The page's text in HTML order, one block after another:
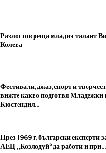
Разлог посреща младия талант
Колева
Фестивали, джаз, спорт и
вижте какво подготвя Младежки
Кюстендил...
През 1969 г. български експерти
АЕЦ „Козлодуй“ да работи и при...